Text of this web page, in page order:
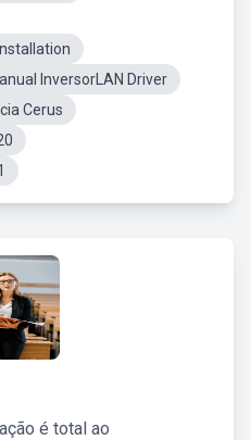
InversorLAN Driver
Cerus
é total ao